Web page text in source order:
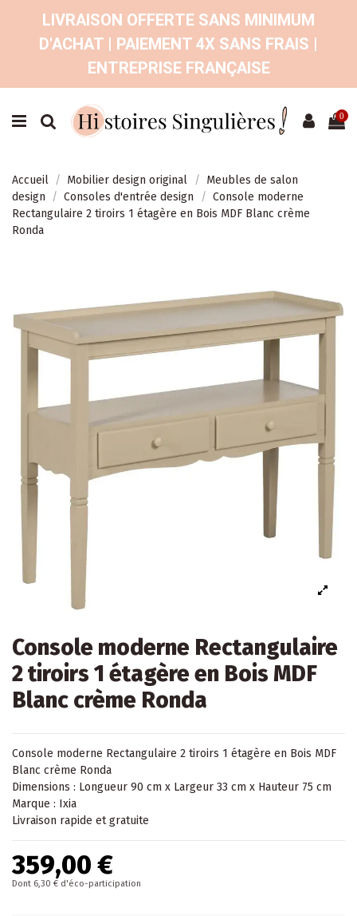
LIVRAISON OFFERTE SANS MINIMUM
D'ACHAT | PAIEMENT 4X SANS FRAIS |
ENTREPRISE FRANÇAISE
0
Accueil Mobilier design original
Meubles de salon
design
Consoles d'entrée design
Console moderne
Rectangulaire 2 tiroirs 1 étagère en Bois MDF Blanc crème
Ronda
Console moderne Rectangulaire
2 tiroirs 1 étagère en Bois MDF
Blanc crème Ronda
Console moderne Rectangulaire 2 tiroirs 1 étagère en Bois MDF
Blanc crème Ronda
Dimensions : Longueur 90 cm x Largeur 33 cm x Hauteur 75 cm
Marque : Ixia
Livraison rapide et gratuite
359,00 €
Dont 6,30 € d'éco-participation